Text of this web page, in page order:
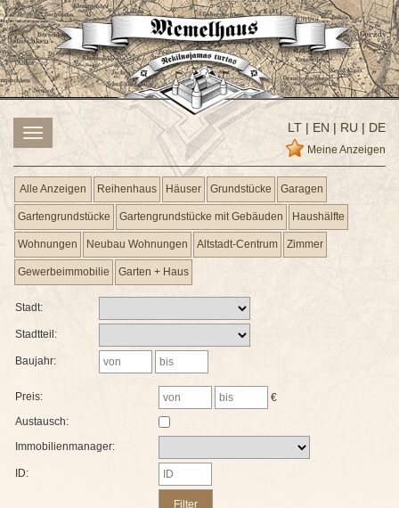
Toggle
navigation
LT | EN | RU | DE
Meine Anzeigen
Alle Anzeigen Reihenhaus Häuser Grundstücke Garagen
Gartengrundstücke Gartengrundstücke mit Gebäuden Haushälfte
Wohnungen Neubau Wohnungen Altstadt-Centrum Zimmer
Gewerbeimmobilie Garten + Haus
Stadt:
Stadtteil:
Baujahr:
Preis:
€
Austausch:
Immobilienmanager:
ID: